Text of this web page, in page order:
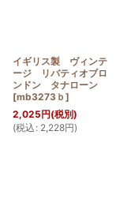
イギリス製 ヴィンテ
ージ リバティオブロ
ンドン タナローン
[mb3273ｂ ]
2,025円(税別)
(税込 : 2,228円)